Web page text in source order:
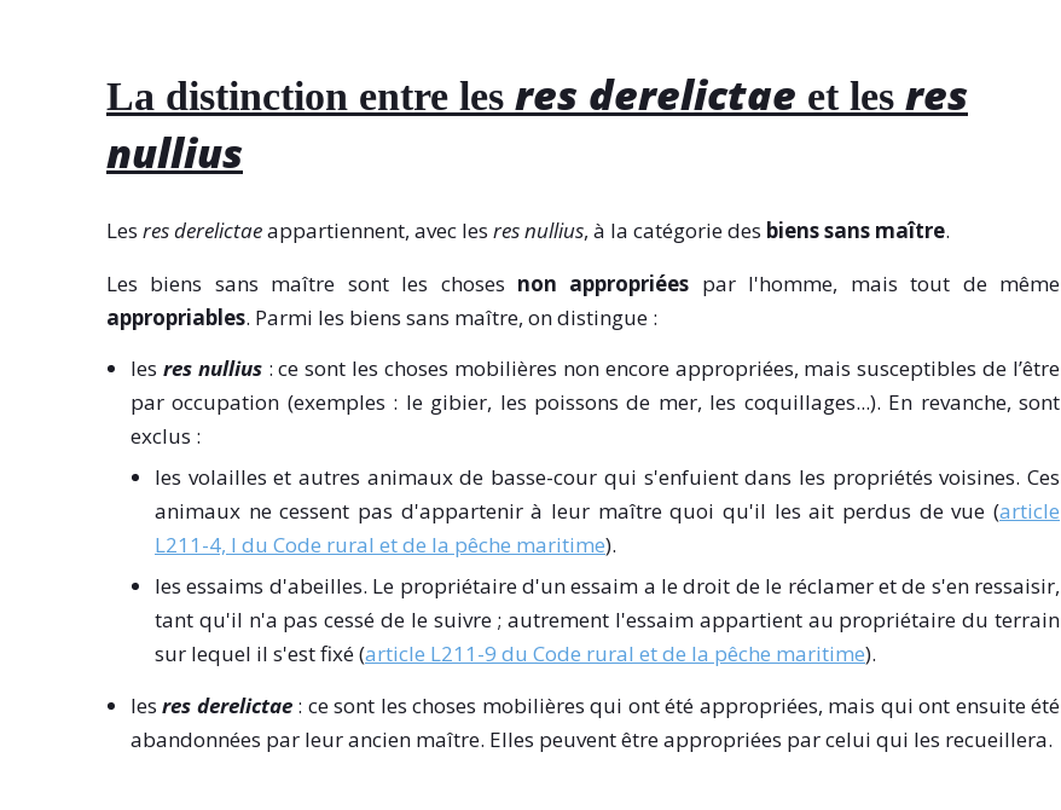
La distinction entre les res derelictae et les res
nullius
Les res derelictaeappartiennent, avec les res nullius, à la catégorie des biens sans maître.
Les biens sans maître sont les choses non appropriées par l'homme, mais tout de même
appropriables. Parmi les biens sans maître, on distingue :
les res nullius: ce sont les choses mobilières non encore appropriées, mais susceptibles de l’être
par occupation (exemples : le gibier, les poissons de mer, les coquillages...). En revanche, sont
exclus :
les volailles et autres animaux de basse-cour qui s'enfuient dans les propriétés voisines. Ces
animaux ne cessent pas d'appartenir à leur maître quoi qu'il les ait perdus de vue (article
L211-4, I du Code rural et de la pêche maritime).
les essaims d'abeilles. Le propriétaire d'un essaim a le droit de le réclamer et de s'en ressaisir,
tant qu'il n'a pas cessé de le suivre ; autrement l'essaim appartient au propriétaire du terrain
sur lequel il s'est fixé (article L211-9 du Code rural et de la pêche maritime).
lesres derelictae: ce sont les choses mobilières qui ont été appropriées, mais qui ont ensuite été
abandonnées par leur ancien maître. Elles peuvent être appropriées par celui qui les recueillera.